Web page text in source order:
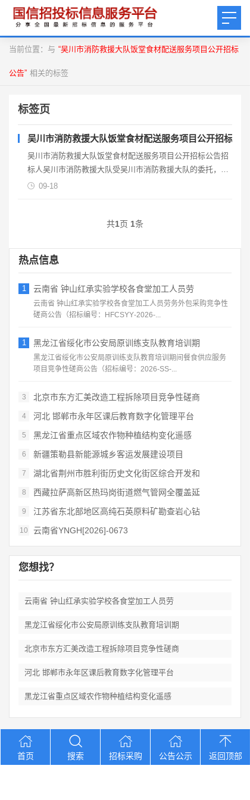
当前位置：与 “吴川市消防救援大队饭堂食材配送服务项目公开招标
公告” 相关的标签
标签页
吴川市消防救援大队饭堂食材配送服务项目公开招标公告
吴川市消防救援大队饭堂食材配送服务项目公开招标公告招
标人吴川市消防教援大队受吴川市消防救援大队的委托，对
吴川市消防救援大队饭堂食材配送服务项目进行公开招标采
09-18
共1页 1条
热点信息
1 云南省 钟山红承实验学校各食堂加工人员劳
云南省 钟山红承实验学校各食堂加工人员劳务外包采购竞争性
磋商公告（招标编号：HFCSYY‑2026‑...
1 黑龙江省绥化市公安局原训练支队教育培训期
黑龙江省绥化市公安局原训练支队教育培训期间餐食供应服务
项目竞争性磋商公告（招标编号：2026‑SS‑...
3 北京市东方汇美改造工程拆除项目竞争性磋商
4 河北 邯郸市永年区课后教育数字化管理平台
5 黑龙江省重点区域农作物种植结构变化遥感
6 新疆策勒县新能源城乡客运发展建设项目
7 湖北省荆州市胜利街历史文化街区综合开发和
8 西藏拉萨高新区热玛岗街道燃气管网全覆盖延
9 江苏省东北部地区高纯石英原料矿勘查岩心钻
10 云南省YNGH[2026]-0673
您想找？
云南省 钟山红承实验学校各食堂加工人员劳
黑龙江省绥化市公安局原训练支队教育培训期
北京市东方汇美改造工程拆除项目竞争性磋商
河北 邯郸市永年区课后教育数字化管理平台
黑龙江省重点区域农作物种植结构变化遥感
Copyright © 2012-2026 中招招标网 版权所有 网站备案号：京
ICP备2023026371号-2
首页 搜索 招标采购 公告公示 返回顶部